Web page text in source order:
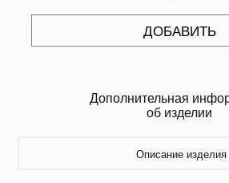
ДОБАВИТЬ
Дополнительная
об изделии
Описание изделия